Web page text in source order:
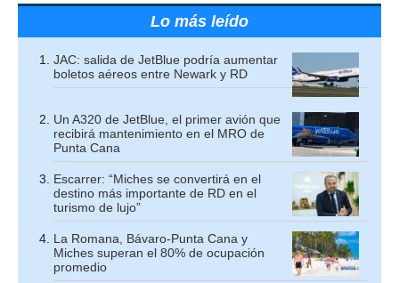
Lo más leído
JAC: salida de JetBlue podría aumentar
boletos aéreos entre Newark y RD
Un A320 de JetBlue, el primer avión que
recibirá mantenimiento en el MRO de
Punta Cana
Escarrer: “Miches se convertirá en el
destino más importante de RD en el
turismo de lujo”
La Romana, Bávaro-Punta Cana y
Miches superan el 80% de ocupación
promedio